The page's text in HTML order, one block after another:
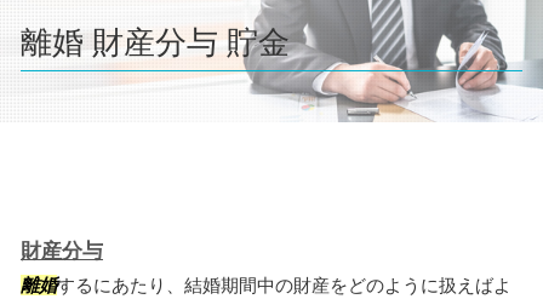
離婚 財産分与 貯金
財産分与
離婚するにあたり、結婚期間中の財産をどのように扱えばよ